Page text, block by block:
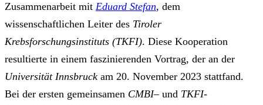
Zusammenarbeit mit Eduard Stefan, dem
wissenschaftlichen Leiter des Tiroler
Krebsforschungsinstituts (TKFI). Diese Kooperation
resultierte in einem faszinierenden Vortrag, der an der
Universität Innsbruck am 20. November 2023 stattfand.
Bei der ersten gemeinsamen CMBI– und TKFI-